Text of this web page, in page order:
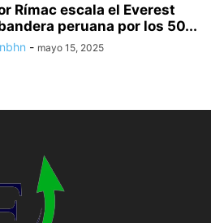
Rímac escala el Everest
peruana por los 50...
- mayo 15, 2025